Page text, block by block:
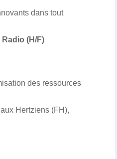
dans tout
(H/F)
des ressources
Hertziens (FH),